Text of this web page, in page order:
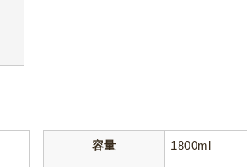
容量 1800ml